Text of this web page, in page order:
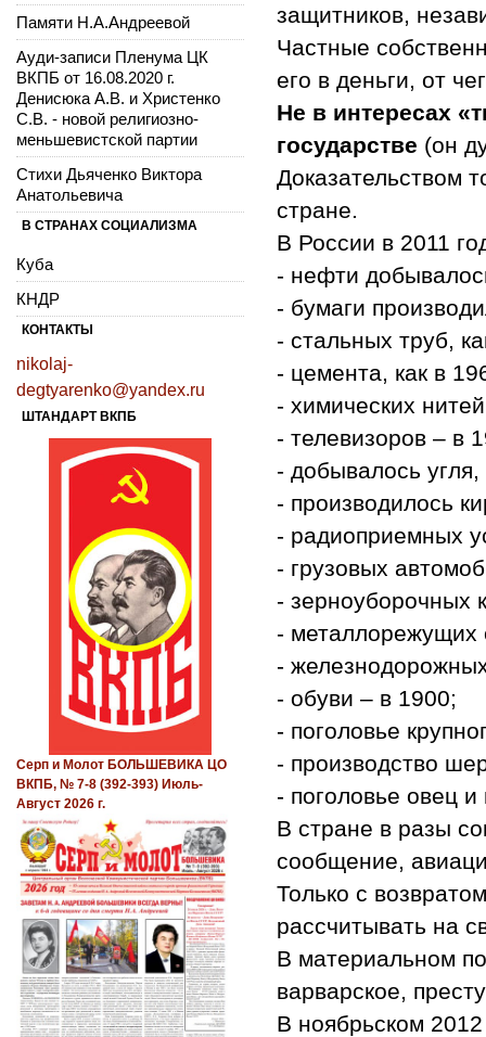
защитников,
Частные
его в деньги, от
Не в интересах
государстве (он
Доказательством
стране.
В России в 2011
- нефти
- бумаги
- стальных труб,
- цемента, как в
- химических
- телевизоров – в
- добывалось угля,
- производилось
- радиоприемных
- грузовых
- зерноуборочных
- металлорежущих
-
- обуви – в 1900;
- поголовье
- производство
- поголовье овец
В стране в разы
сообщение,
Только с
рассчитывать на
В материальном
варварское,
В ноябрьском
Памяти Н.А.Андреевой
Ауди-записи Пленума ЦК
ВКПБ от 16.08.2020 г.
Денисюка А.В. и Христенко
С.В. - новой религиозно-
меньшевистской партии
Стихи Дьяченко Виктора
Анатольевича
В СТРАНАХ СОЦИАЛИЗМА
Куба
КНДР
КОНТАКТЫ
nikolaj-
degtyarenko@yandex.ru
ШТАНДАРТ ВКПБ
Серп и Молот БОЛЬШЕВИКА ЦО
ВКПБ, № 7-8 (392-393) Июль-
Август 2026 г.